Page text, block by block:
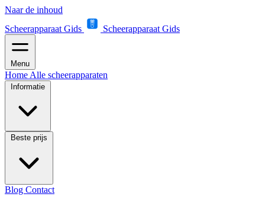
Naar de inhoud
Scheerapparaat Gids
Scheerapparaat Gids
Menu
Home Alle scheerapparaten
Informatie
Beste prijs
Blog Contact